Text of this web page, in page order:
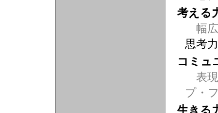
考える
幅
思考力
コミュ
表現
プ・
生きる